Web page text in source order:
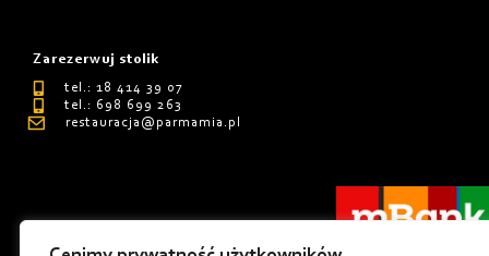
Zarezerwuj stolik
tel.: 18 414 39 07
tel.: 698 699 263
restauracja@parmamia.pl